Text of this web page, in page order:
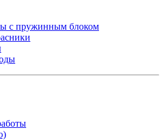
с пружинным блоком